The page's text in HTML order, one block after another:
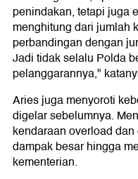
penindakan, tetapi juga
menghitung dari jumlah
perbandingan dengan
Jadi tidak selalu Polda
pelanggarannya,"
Aries juga menyoroti
digelar sebelumnya.
kendaraan overload
dampak besar hingga
kementerian.